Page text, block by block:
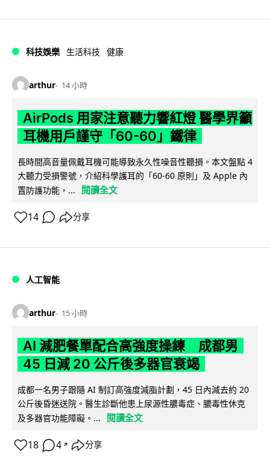
科技娛樂 生活科技 健康
arthur 14 小時
AirPods 用家注意聽力響紅燈 醫學界籲
耳機用戶謹守「60-60」鐵律
長時間高音量佩戴耳機可能導致永久性噪音性聽損。本文盤點 4
大聽力受損警號，介紹科學護耳的「60-60 原則」及 Apple 內
置防護功能，...
閱讀全文
14 分享
人工智能
arthur 15 小時
AI 減肥餐單配合高強度操練 成都男
45 日減 20 公斤後多器官衰竭
成都一名男子跟隨 AI 制訂高強度減脂計劃，45 日內減去約 20
公斤後昏迷送院。醫生診斷他患上尿源性膿毒症、膿毒性休克
及多器官功能障礙。...
閱讀全文
18 4 ↗ 分享